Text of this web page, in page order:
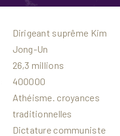
Dirigeant suprême Kim
Jong-Un
26,3 millions
400000
Athéisme. croyances
traditionnelles
Dictature communiste